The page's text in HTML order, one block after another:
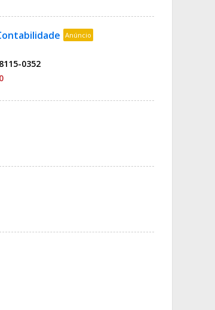
Anúncio
0352